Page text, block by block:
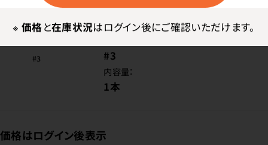
※ 価格と在庫状況はログイン後にご確認いただけます。
在庫：○
#3
内容量：
1本
価格はログイン後表示